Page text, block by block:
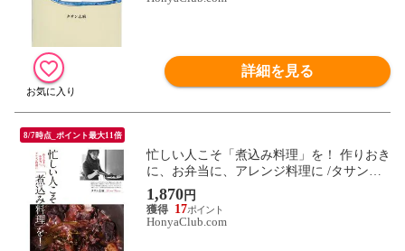
詳細を見る
8/7時点_ポイント最大11倍
忙しい人こそ「煮込み料理」を！ 作りおき
に、お弁当に、アレンジ料理に /タサン志
麻
1,870円
17
HonyaClub.com